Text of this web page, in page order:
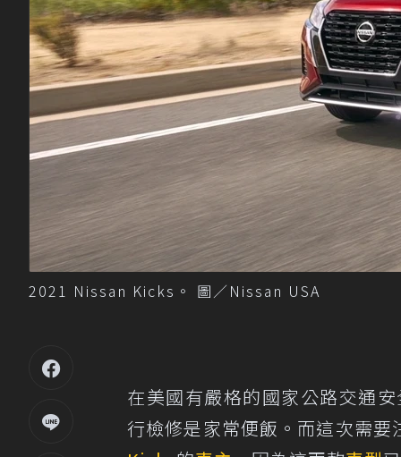
2021 Nissan Kicks。 圖／Nissan USA
在美國有嚴格的國家公路交通
行檢修是家常便飯。而這次需